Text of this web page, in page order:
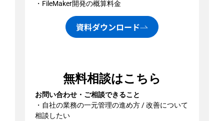
・FileMaker開発の概算料金
資料ダウンロード
無料相談はこちら
お問い合わせ・ご相談できること
・自社の業務の一元管理の進め方 / 改善について
相談したい